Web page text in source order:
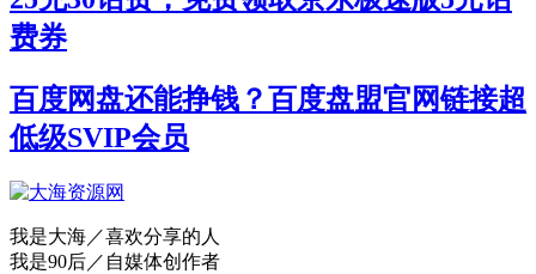
费券
百度网盘还能挣钱？百度盘盟官网链接超
低级SVIP会员
我是大海／喜欢分享的人
我是90后／自媒体创作者